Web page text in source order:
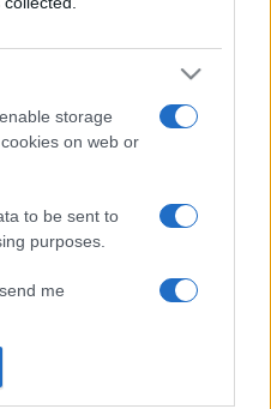
storage
on web or
to be sent to
purposes.
me
storage
on web or
majd a fesztivált.